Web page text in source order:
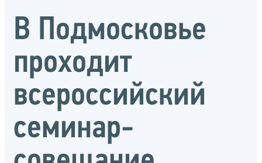
В Подмосковье
проходит
всероссийский
семинар-